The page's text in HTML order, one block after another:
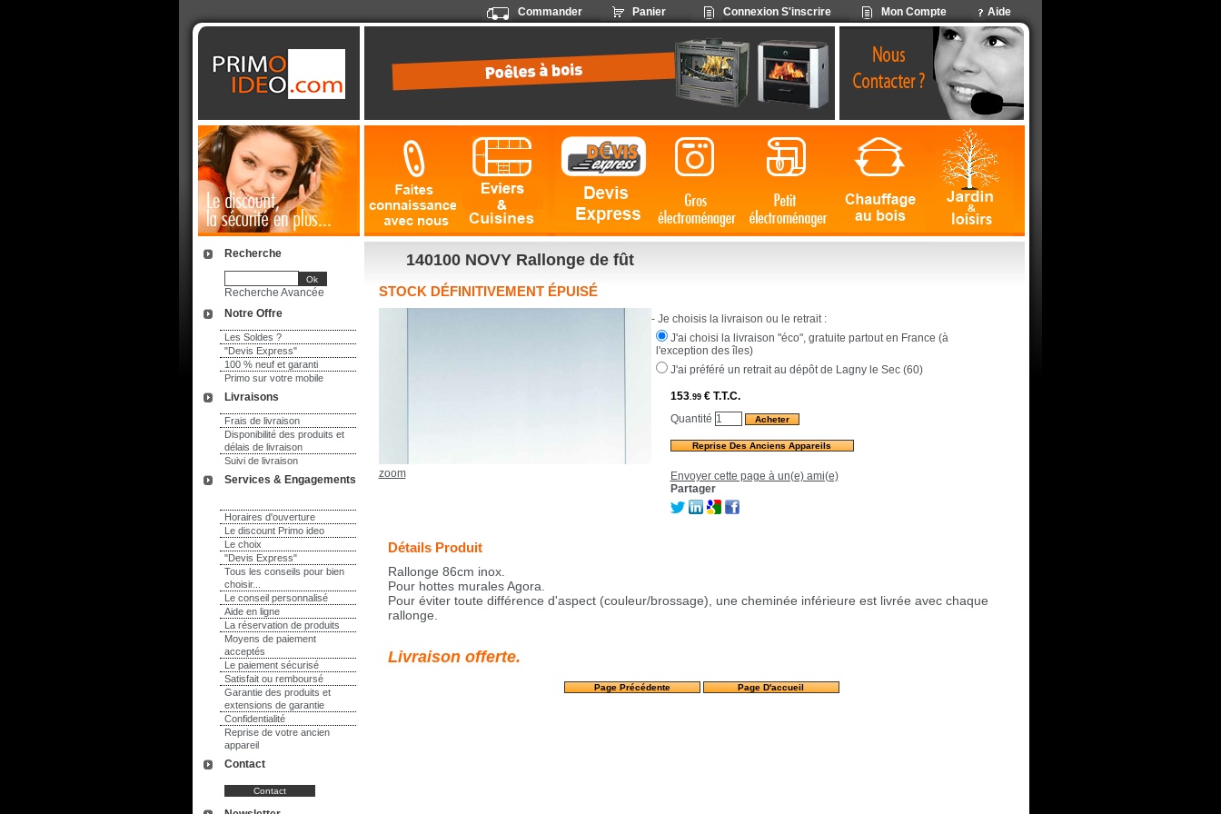
Aide
Mon Compte
Connexion S'inscrire
Panier
Commander
Notre Offre
Les Soldes ?
"Devis Express"
100 % neuf et garanti
Primo sur votre mobile
Livraisons
Frais de livraison
Disponibilité des produits et
délais de livraison
Suivi de livraison
Services & Engagements
Horaires d'ouverture
Le discount Primo ideo
Le choix
"Devis Express"
Tous les conseils pour bien
choisir...
Le conseil personnalisé
Aide en ligne
La réservation de produits
Moyens de paiement
acceptés
Le paiement sécurisé
Satisfait ou remboursé
Garantie des produits et
extensions de garantie
Confidentialité
Reprise de votre ancien
appareil
Recherche
Recherche Avancée
Contact
140100 NOVY Rallonge de fût
STOCK DÉFINITIVEMENT ÉPUISÉ
zoom
- Je choisis la livraison ou le retrait :
J'ai choisi la livraison "éco", gratuite partout en France (à
l'exception des îles)
J'ai préféré un retrait au dépôt de Lagny le Sec (60)
153.99€ T.T.C.
Quantité
Reprise Des Anciens Appareils
Envoyer cette page à un(e) ami(e)
Partager
Détails Produit
Rallonge 86cm inox.
Pour hottes murales Agora.
Pour éviter toute différence d'aspect (couleur/brossage), une cheminée inférieure est livrée avec chaque
rallonge.
Livraison offerte.